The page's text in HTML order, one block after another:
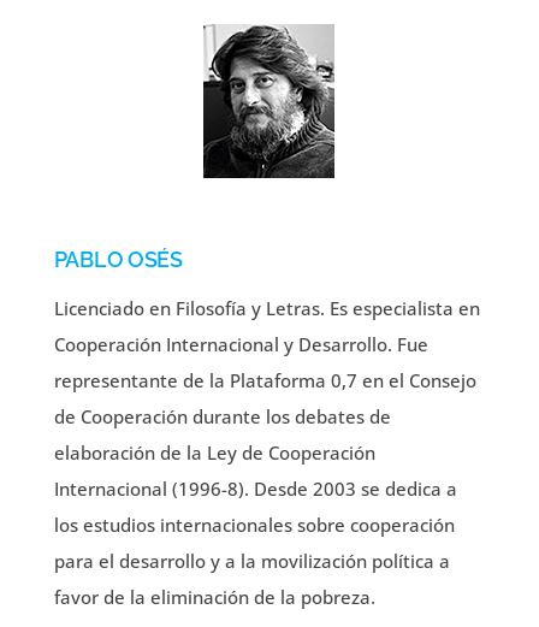
PABLO OSÉS
Licenciado en Filosofía y Letras. Es especialista en
Cooperación Internacional y Desarrollo. Fue
representante de la Plataforma 0,7 en el Consejo
de Cooperación durante los debates de
elaboración de la Ley de Cooperación
Internacional (1996-8). Desde 2003 se dedica a
los estudios internacionales sobre cooperación
para el desarrollo y a la movilización política a
favor de la eliminación de la pobreza.